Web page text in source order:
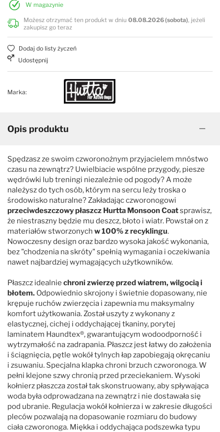
W magazynie
Możesz otrzymać ten produkt w dniu08.08.2026 (sobota), jeżeli
zakupisz go teraz
Dodaj do listy życzeń
Udostępnij
Marka:
Opis produktu
Spędzasz ze swoim czworonożnym przyjacielem mnóstwo
czasu na zewnątrz? Uwielbiacie wspólne przygody, piesze
wędrówki lub treningi niezależnie od pogody? A może
należysz do tych osób, którym na sercu leży troska o
środowisko naturalne? Zakładając czworonogowi
przeciwdeszczowy płaszcz Hurtta Monsoon Coatsprawisz,
że niestraszny będzie mu deszcz, błoto i wiatr. Powstał on z
materiałów stworzonych w 100% z recyklingu.
Nowoczesny design oraz bardzo wysoka jakość wykonania,
bez "chodzenia na skróty" spełnią wymagania i oczekiwania
nawet najbardziej wymagających użytkowników.
Płaszcz idealnie chroni zwierzę przed wiatrem, wilgocią i
błotem. Odpowiednio skrojony i świetnie dopasowany, nie
krępuje ruchów zwierzęcia i zapewnia mu maksymalny
komfort użytkowania. Został uszyty z wykonany z
elastycznej, cichej i oddychającej tkaniny, porytej
laminatem Haundtex®, gwarantującym wodoodporność i
wytrzymałość na zadrapania. Płaszcz jest łatwy do założenia
i ściągnięcia, pętle wokół tylnych łap zapobiegają okręcaniu
i zsuwaniu. Specjalna klapka chroni brzuch czworonoga. W
pełni klejone szwy chronią przed przeciekaniem. Wysoki
kołnierz płaszcza został tak skonstruowany, aby spływająca
woda była odprowadzana na zewnątrz i nie dostawała się
pod ubranie. Regulacja wokół kołnierza i w zakresie długości
pleców pozwalają na dopasowanie rozmiaru do budowy
ciała czworonoga. Miękka i oddychająca podszewka typu